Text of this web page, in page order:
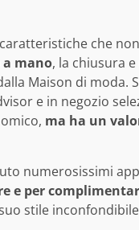
che
mano, la chiusura
Maison di moda.
e in negozio
ma ha un
numerosissimi
e per
stile